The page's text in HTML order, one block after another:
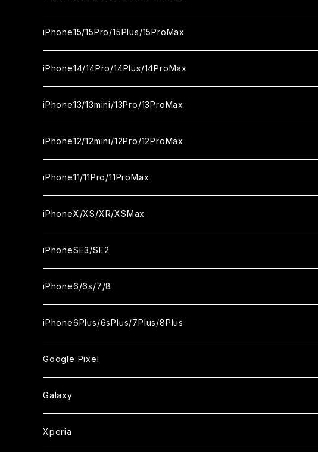
セラミックフィルム
ガラスフィルム
セラミックフィルム
カメラ用フィルム
セラミックフィルム
カメラ用フィルム
iPhone16
ガラスフィルム
セラミックフィルム
iPhone16Pro
ガラスフィルム
セラミックフィルム
iPhone16Plus
ガラスフィルム
セラミックフィルム
iPhone16ProMax
ガラスフィルム
セラミックフィルム
iPhone15/15Pro/15Plus/15ProMax
iPhone15
ガラスフィルム
セラミックフィルム
iPhone15Pro
ガラスフィルム
セラミックフィルム
iPhone15Plus
ガラスフィルム
セラミックフィルム
iPhone15ProMax
ガラスフィルム
セラミックフィルム
iPhone14/14Pro/14Plus/14ProMax
iPhone14
ガラスフィルム
セラミックフィルム
iPhone14Pro
ガラスフィルム
セラミックフィルム
iPhone14Plus
ガラスフィルム
セラミックフィルム
iPhone14ProMax
ガラスフィルム
セラミックフィルム
iPhone13/13mini/13Pro/13ProMax
iPhone13/13Pro
ガラスフィルム
セラミックフィルム
iPhone13mini
ガラスフィルム
セラミックフィルム
iPhone13ProMax
ガラスフィルム
セラミックフィルム
iPhone12/12mini/12Pro/12ProMax
iPhone12/12Pro
ガラスフィルム
セラミックフィルム
iPhone12mini
ガラスフィルム
セラミックフィルム
iPhone12ProMax
ガラスフィルム
セラミックフィルム
iPhone11/11Pro/11ProMax
iPhone11
ガラスフィルム
セラミックフィルム
iPhone11Pro
ガラスフィルム
セラミックフィルム
iPhone11Pro Max
ガラスフィルム
セラミックフィルム
iPhoneX/XS/XR/XSMax
iPhoneX
ガラスフィルム
セラミックフィルム
iPhoneXS
ガラスフィルム
セラミックフィルム
iPhoneXR
ガラスフィルム
セラミックフィルム
iPhoneXSMax
ガラスフィルム
セラミックフィルム
iPhoneSE3/SE2
iPhoneSE3
ガラスフィルム
ケース
iPhoneSE2
ガラスフィルム
ケース
iPhone6/6s/7/8
iPhone8
ガラスフィルム
セラミックフィルム
iPhone7
ガラスフィルム
セラミックフィルム
iPhone6s
ガラスフィルム
iPhone6
iPhone6Plus/6sPlus/7Plus/8Plus
iPhone6Plus
ガラスフィルム
ケース
iPhone6sPlus
ガラスフィルム
iPhone7Plus
Google Pixel
ガラスフィルム
セラミックフィルム
Galaxy
ガラスフィルム
Xperia